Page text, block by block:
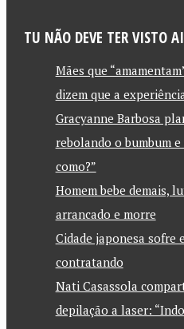
TU NÃO DEVE TER VISTO
Mães que
dizem que a
Gracyanne Barbosa
rebolando o bumbum
como?”
Homem bebe demais,
arrancado e morre
Cidade japonesa sofre
contratando
Nati Casassola
depilação a laser: